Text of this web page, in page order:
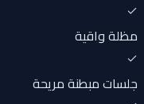
مظلة واقية
جلسات مبطنة مريحة